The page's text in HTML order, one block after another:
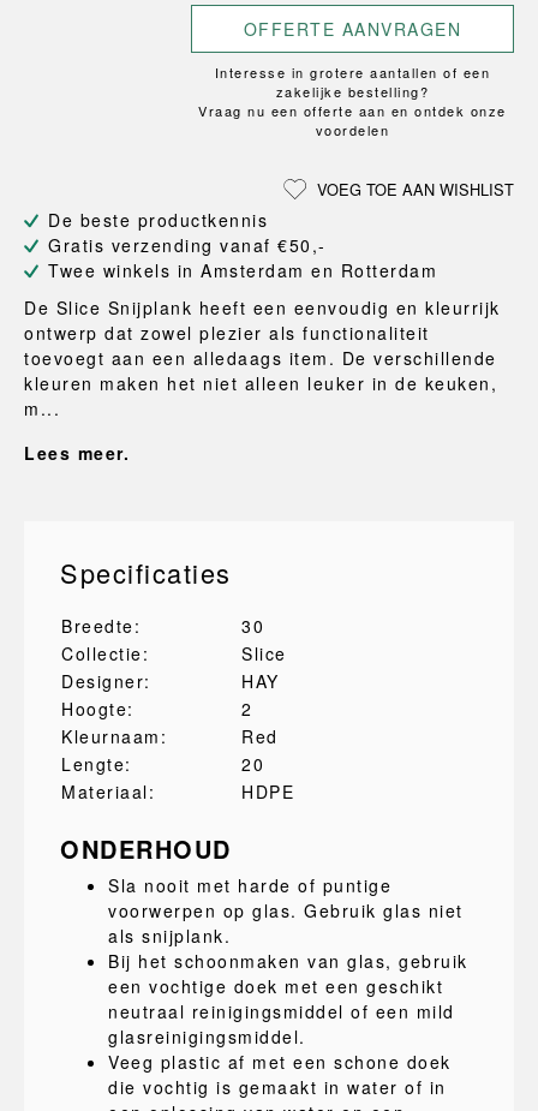
OFFERTE AANVRAGEN
Interesse in grotere aantallen of een
zakelijke bestelling?
Vraag nu een offerte aan en ontdek onze
voordelen
VOEG TOE AAN WISHLIST
De beste productkennis
Gratis verzending vanaf €50,-
Twee winkels in Amsterdam en Rotterdam
De Slice Snijplank heeft een eenvoudig en kleurrijk
ontwerp dat zowel plezier als functionaliteit
toevoegt aan een alledaags item. De verschillende
kleuren maken het niet alleen leuker in de keuken,
m...
Lees meer.
Specificaties
Breedte:
30
Collectie:
Slice
Designer:
HAY
Hoogte:
2
Kleurnaam:
Red
Lengte:
20
Materiaal:
HDPE
ONDERHOUD
Sla nooit met harde of puntige
voorwerpen op glas. Gebruik glas niet
als snijplank.
Bij het schoonmaken van glas, gebruik
een vochtige doek met een geschikt
neutraal reinigingsmiddel of een mild
glasreinigingsmiddel.
Veeg plastic af met een schone doek
die vochtig is gemaakt in water of in